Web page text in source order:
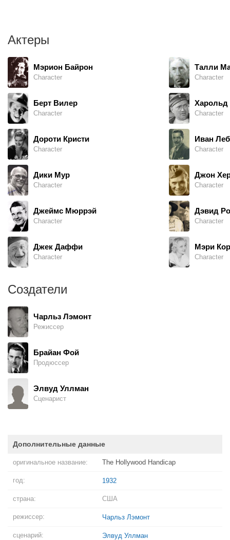
Актеры
Мэрион Байрон
Character
Берт Вилер
Character
Дороти Кристи
Character
Дики Мур
Character
Джеймс Мюррэй
Character
Джек Даффи
Character
Талли
Character
Харольд
Character
Иван
Character
Джон
Character
Дэвид
Character
Мэри
Character
Создатели
Чарльз Лэмонт
Режиссер
Брайан Фой
Продюссер
Элвуд Уллман
Сценарист
Дополнительные данные
оригинальное название: The Hollywood Handicap
год: 1932
страна: США
режиссер: Чарльз Лэмонт
сценарий: Элвуд Уллман